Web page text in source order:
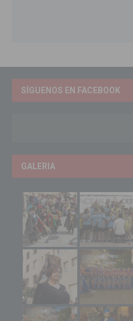
SÍGUENOS EN FACEBOOK
GALERIA